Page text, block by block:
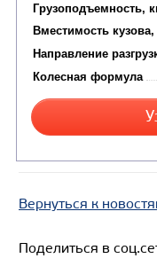
Цена по
Вернуться к
Поделиться в